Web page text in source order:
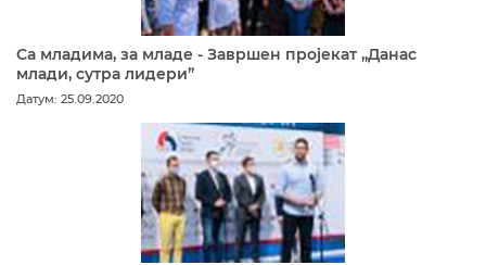
Са младима, за младе - Завршен пројекат „Данас
млади, сутра лидери”
Датум: 25.09.2020